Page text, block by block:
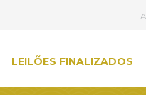
LEILÕES FINALIZADOS